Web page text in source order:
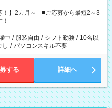
準備がしたい」 「できれば残業はし
くださいね。 ※Wワーク希望
望する勤務時間と、もう1つのお仕事
間を超える場合は応募できません。
！】2カ月～ ■ご応募から最短2～3
中 / 服装自由 / シフト勤務 / 10名以
し / パソコンスキル不要
する 詳細へ